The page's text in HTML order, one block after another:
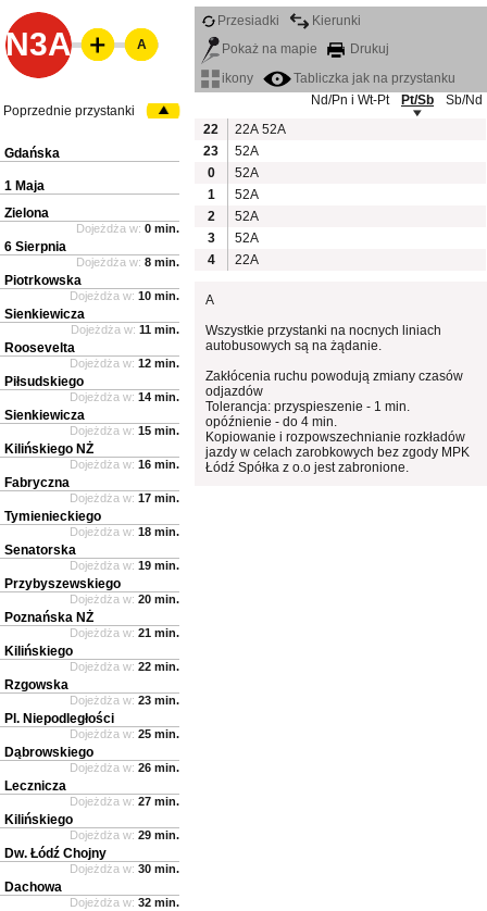
N3A
Przesiadki
Kierunki
Pokaż na mapie
Drukuj
ikony
Tabliczka jak na przystanku
Nd/Pn i Wt-Pt
Pt/Sb
Sb/Nd
22
22A 52A
23
52A
0
52A
1
52A
2
52A
3
52A
4
22A
A
Wszystkie przystanki na nocnych liniach
autobusowych są na żądanie.
Zakłócenia ruchu powodują zmiany czasów
odjazdów
Tolerancja: przyspieszenie - 1 min.
opóźnienie - do 4 min.
Kopiowanie i rozpowszechnianie rozkładów
jazdy w celach zarobkowych bez zgody MPK
Łódź Spółka z o.o jest zabronione.
A
Poprzednie przystanki
Gdańska
1 Maja
Zielona
Dojeżdża w: 0 min.
6 Sierpnia
Dojeżdża w: 8 min.
Piotrkowska
Dojeżdża w: 10 min.
Sienkiewicza
Dojeżdża w: 11 min.
Roosevelta
Dojeżdża w: 12 min.
Piłsudskiego
Dojeżdża w: 14 min.
Sienkiewicza
Dojeżdża w: 15 min.
Kilińskiego NŻ
Dojeżdża w: 16 min.
Fabryczna
Dojeżdża w: 17 min.
Tymienieckiego
Dojeżdża w: 18 min.
Senatorska
Dojeżdża w: 19 min.
Przybyszewskiego
Dojeżdża w: 20 min.
Poznańska NŻ
Dojeżdża w: 21 min.
Kilińskiego
Dojeżdża w: 22 min.
Rzgowska
Dojeżdża w: 23 min.
Pl. Niepodległości
Dojeżdża w: 25 min.
Dąbrowskiego
Dojeżdża w: 26 min.
Lecznicza
Dojeżdża w: 27 min.
Kilińskiego
Dojeżdża w: 29 min.
Dw. Łódź Chojny
Dojeżdża w: 30 min.
Dachowa
Dojeżdża w: 32 min.